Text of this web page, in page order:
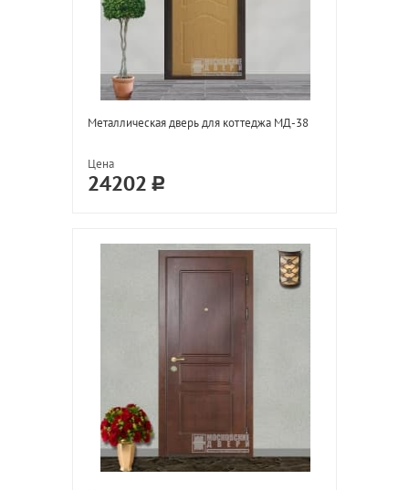
Металлическая дверь для коттеджа МД-38
Цена
24202